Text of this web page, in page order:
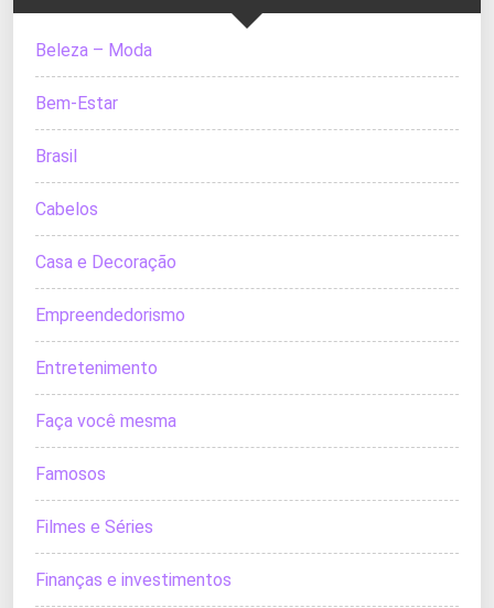
Beleza – Moda
Bem-Estar
Brasil
Cabelos
Casa e Decoração
Empreendedorismo
Entretenimento
Faça você mesma
Famosos
Filmes e Séries
Finanças e investimentos